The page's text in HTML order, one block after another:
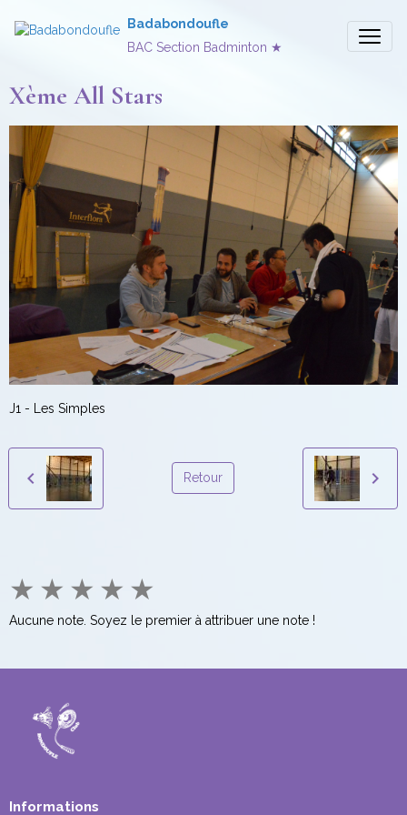
Badabondoufle
BAC Section Badminton ★
Xème All Stars
J1 - Les Simples
Retour
★ ★ ★ ★ ★
Aucune note. Soyez le premier à attribuer une note !
Informations